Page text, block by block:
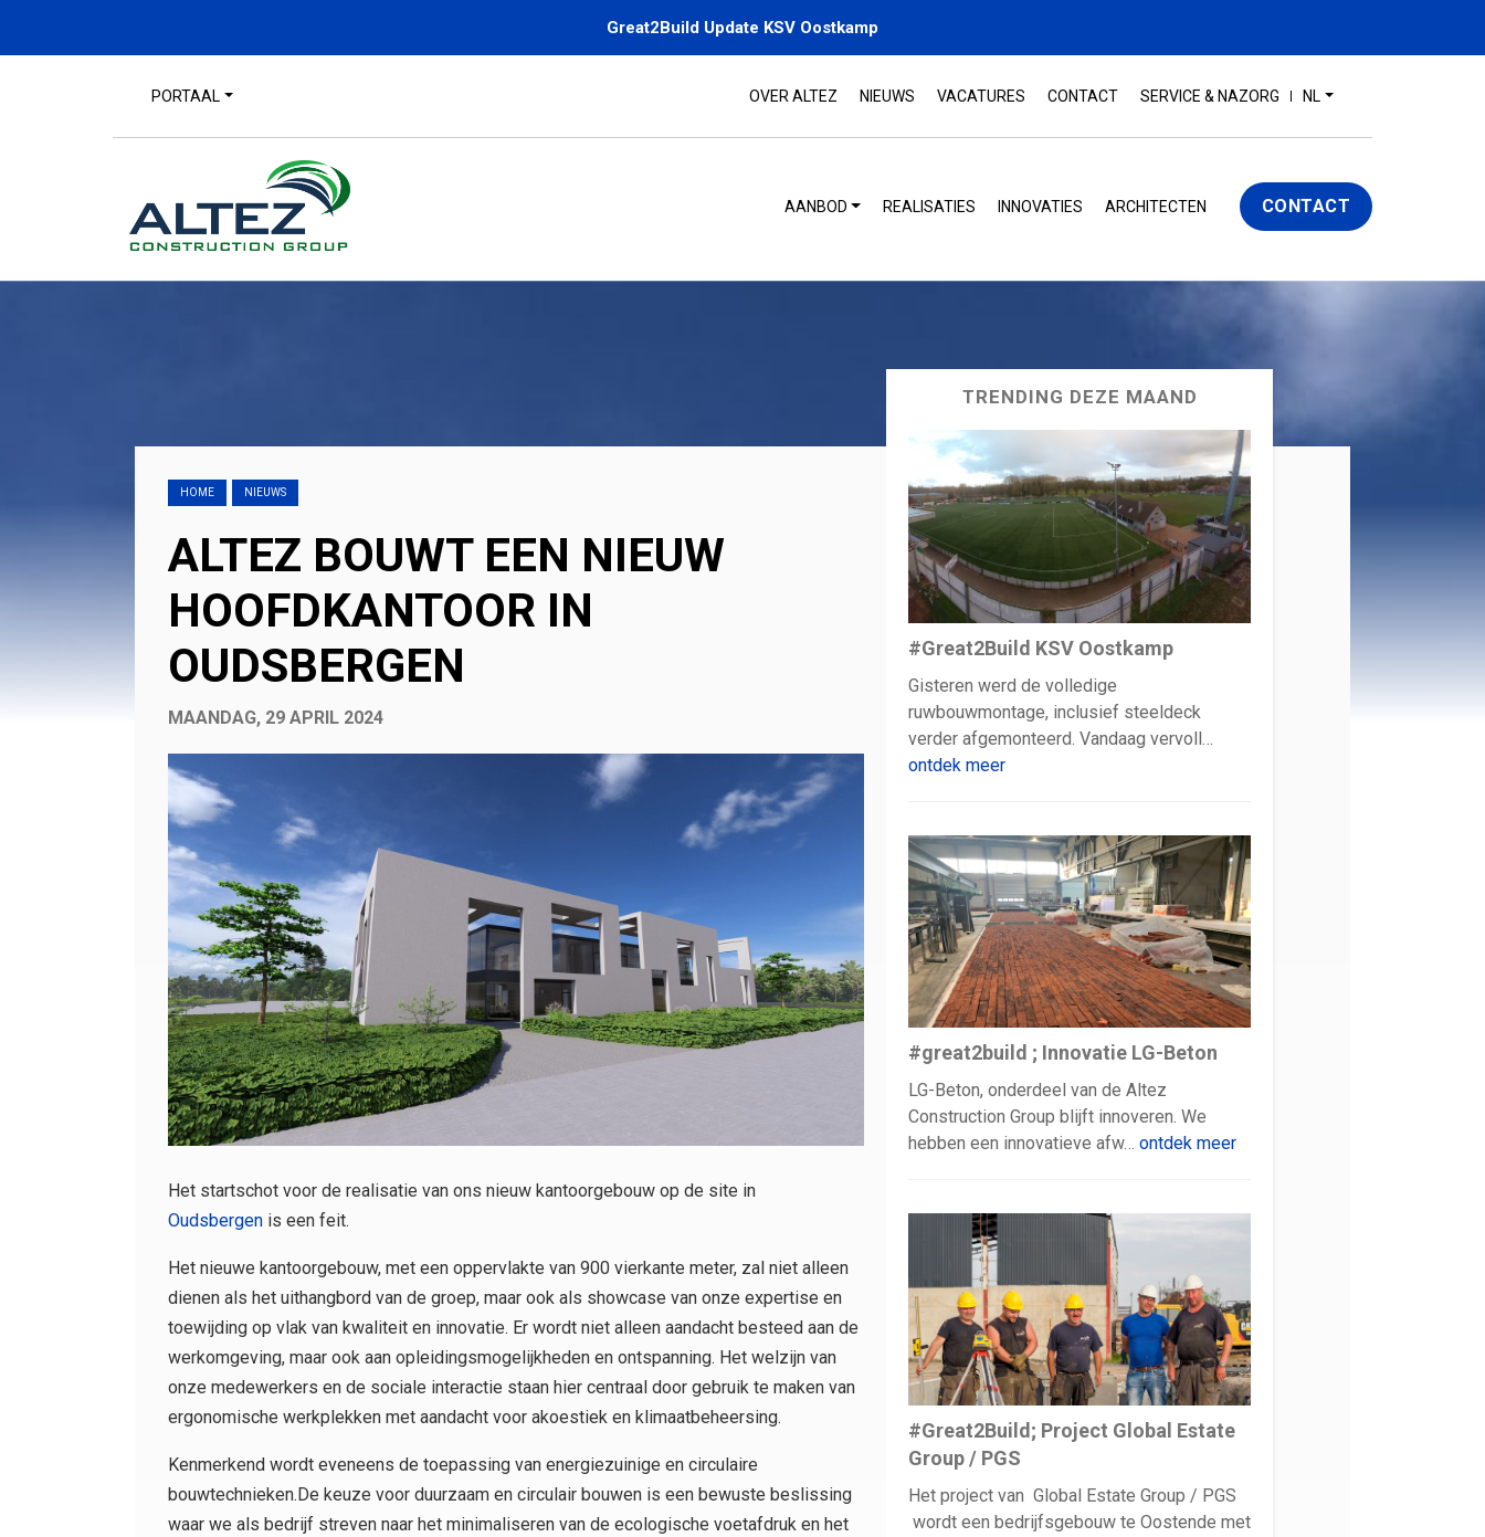
Great2Build Update KSV Oostkamp
PORTAAL OVER ALTEZ NIEUWS VACATURES CONTACT SERVICE & NAZORG NL
AANBOD REALISATIES INNOVATIES ARCHITECTEN CONTACT
HOME NIEUWS
ALTEZ BOUWT EEN NIEUW
HOOFDKANTOOR IN
OUDSBERGEN
MAANDAG, 29 APRIL 2024
Het startschot voor de realisatie van ons nieuw kantoorgebouw op de site in
Oudsbergen is een feit.
Het nieuwe kantoorgebouw, met een oppervlakte van 900 vierkante meter, zal niet alleen
dienen als het uithangbord van de groep, maar ook als showcase van onze expertise en
toewijding op vlak van kwaliteit en innovatie. Er wordt niet alleen aandacht besteed aan de
werkomgeving, maar ook aan opleidingsmogelijkheden en ontspanning. Het welzijn van
onze medewerkers en de sociale interactie staan hier centraal door gebruik te maken van
ergonomische werkplekken met aandacht voor akoestiek en klimaatbeheersing.
Kenmerkend wordt eveneens de toepassing van energiezuinige en circulaire
bouwtechnieken.De keuze voor duurzaam en circulair bouwen is een bewuste beslissing
waar we als bedrijf streven naar het minimaliseren van de ecologische voetafdruk en het
TRENDING DEZE MAAND
#Great2Build KSV Oostkamp
Gisteren werd de volledige
ruwbouwmontage, inclusief steeldeck
verder afgemonteerd. Vandaag vervoll…
ontdek meer
#great2build ; Innovatie LG-Beton
LG-Beton, onderdeel van de Altez
Construction Group blijft innoveren. We
hebben een innovatieve afw… ontdek meer
#Great2Build; Project Global Estate
Group / PGS
Het project van Global Estate Group / PGS
wordt een bedrijfsgebouw te Oostende met